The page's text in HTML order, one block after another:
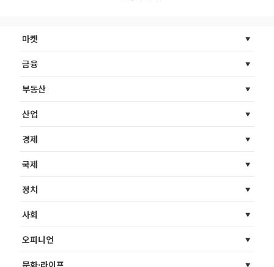
마켓
금융
부동산
산업
경제
국제
정치
사회
오피니언
문화·라이프